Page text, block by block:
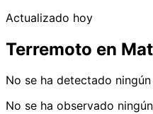
Actualizado hoy
Terremoto en
No se ha detectado
No se ha observado